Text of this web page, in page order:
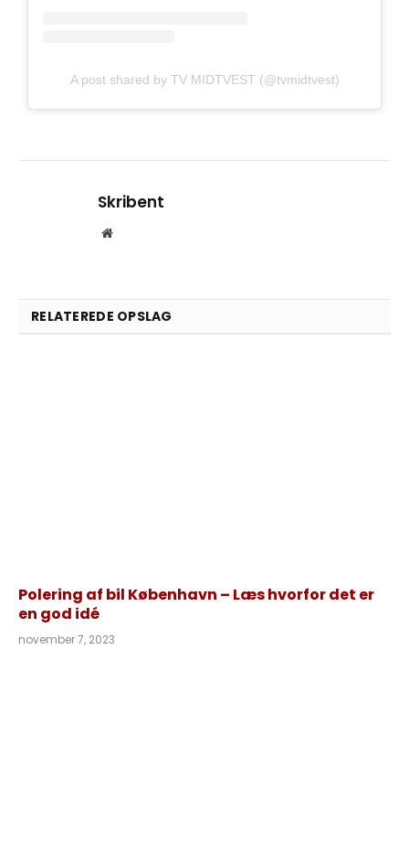
A post shared by TV MIDTVEST (@tvmidtvest)
Skribent
Website
RELATEREDE OPSLAG
Polering af bil København – Læs hvorfor det er
en god idé
november 7, 2023